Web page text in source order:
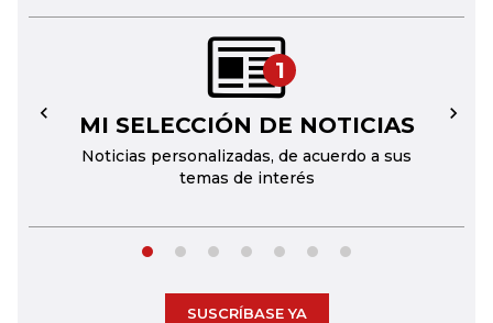
1
MI SELECCIÓN DE NOTICIAS
Noticias personalizadas, de acuerdo a sus
temas de interés
← →
SUSCRÍBASE YA